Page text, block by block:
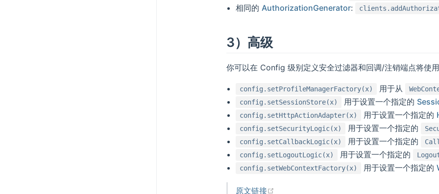
相同的 AuthorizationGenerator:
3）高级
你可以在 Config 级别定义安全过滤器和回调/注销端点将使用
config.setProfileManagerFactory(x) 用于从
config.setSessionStore(x) 用于设置一个指定的
config.setHttpActionAdapter(x) 用于设置一个指定的
config.setSecurityLogic(x) 用于设置一个指定的
config.setCallbackLogic(x)
用于设置一个指定的
config.setLogoutLogic(x)
用于设置一个指定的
config.setWebContextFactory(x)
用于设置一个指定的
原文链接